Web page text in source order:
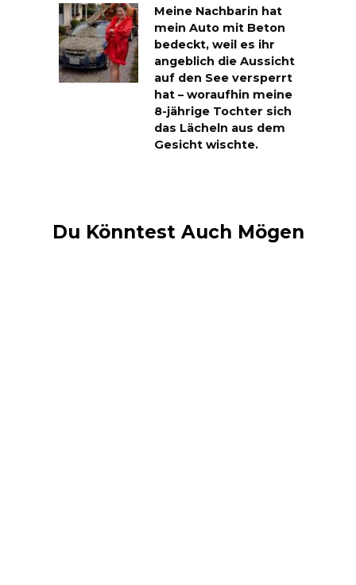
Meine Nachbarin hat
mein Auto mit Beton
bedeckt, weil es ihr
angeblich die Aussicht
auf den See versperrt
hat – woraufhin meine
8-jährige Tochter sich
das Lächeln aus dem
Gesicht wischte.
Du Könntest Auch Mögen